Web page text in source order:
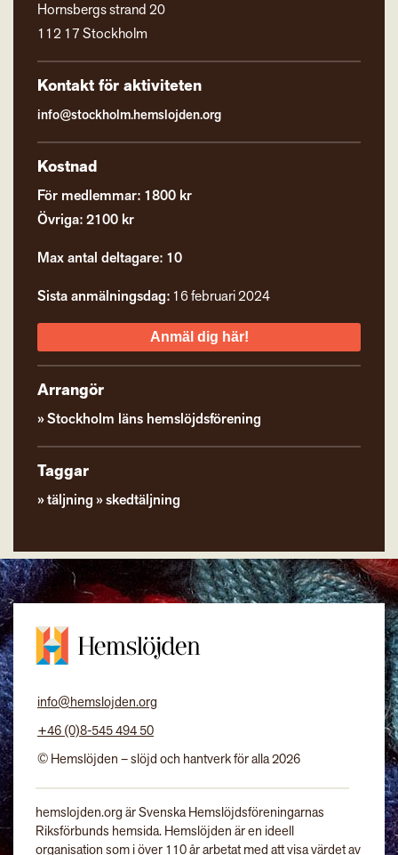
Hornsbergs strand 20
112 17 Stockholm
Kontakt för aktiviteten
info@stockholm.hemslojden.org
Kostnad
För medlemmar: 1800 kr
Övriga: 2100 kr
Max antal deltagare: 10
Sista anmälningsdag: 16 februari 2024
Anmäl dig här!
Arrangör
Stockholm läns hemslöjdsförening
Taggar
täljning skedtäljning
info@hemslojden.org
+46 (0)8-545 494 50
© Hemslöjden – slöjd och hantverk för alla 2026
hemslojden.org är Svenska Hemslöjdsföreningarnas
Riksförbunds hemsida. Hemslöjden är en ideell
organisation som i över 110 år arbetat med att visa värdet av